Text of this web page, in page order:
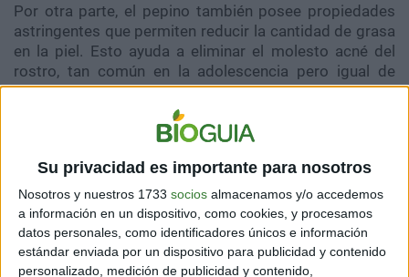
Su privacidad es importante para nosotros
Nosotros y nuestros 1733 socios almacenamos y/o accedemos
a información en un dispositivo, como cookies, y procesamos
datos personales, como identificadores únicos e información
estándar enviada por un dispositivo para publicidad y contenido
personalizado, medición de publicidad y contenido,
Por otra parte, el pepino también posee propiedades
astringentes que permiten reducir la cantidad de grasa
en la piel. Esto ayuda a eliminar el molesto acné del
rostro, tan común en la adolescencia pero igual de
molesto en cualquier momento de la vida.
Ayuda a desinflamar la piel
Es especialmente recomendado después de exponer el
rostro al sol, pero también en cualquier situación en la
que se sienta congestionado e inflamado. Por su
frescura y sus propiedades antiinflamatorias, el pepino
siempre te ayudará a verte radiante.